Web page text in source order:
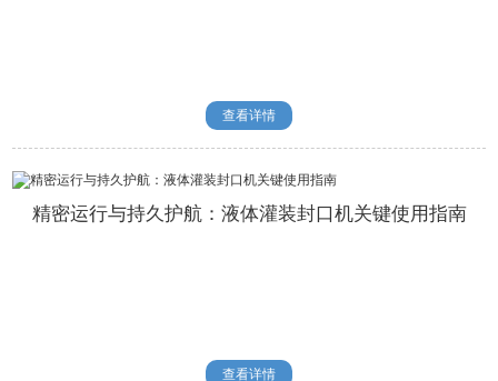
查看详情
精密运行与持久护航：液体灌装封口机关键使用指南
查看详情